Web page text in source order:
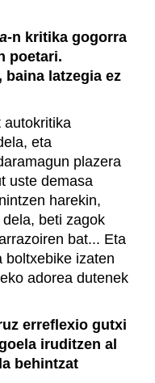
n kritika gogorra
poetari.
latzegia ez
autokritika
eta
plazera
uste demasa
harekin,
beti zagok
bat... Eta
boltxebike izaten
adorea dutenek
erreflexio gutxi
iruditzen al
behintzat